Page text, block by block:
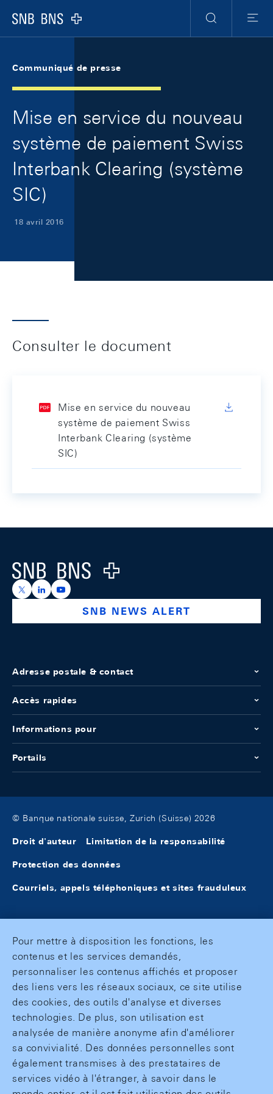
Logo
RechercheMenu
Communiqué de presse
Mise en service du nouveau
système de paiement Swiss
Interbank Clearing (système
SIC)
18 avril 2016
Consulter le document
Mise en service du nouveau
système de paiement Swiss
Interbank Clearing (système
SIC)
Logo
https://x.com/snb_bns
https://ch.linkedin.com/company/swiss-national-
https://www.youtube.com/@swissnationalbank
SNB NEWS ALERT
Adresse postale & contact
Accès rapides
Informations pour
Portails
© Banque nationale suisse, Zurich (Suisse) 2026
Droit d'auteur Limitation de la responsabilité
Protection des données
Courriels, appels téléphoniques et sites frauduleux
Pour mettre à disposition les fonctions, les
contenus et les services demandés,
personnaliser les contenus affichés et proposer
des liens vers les réseaux sociaux, ce site utilise
des cookies, des outils d'analyse et diverses
technologies. De plus, son utilisation est
analysée de manière anonyme afin d'améliorer
sa convivialité. Des données personnelles sont
également transmises à des prestataires de
services vidéo à l'étranger, à savoir dans le